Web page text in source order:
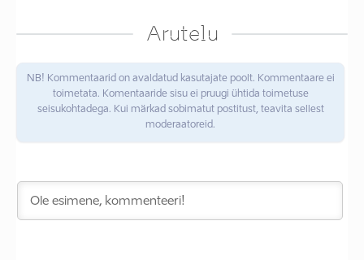
Arutelu
NB! Kommentaarid on avaldatud kasutajate poolt. Kommentaare ei
toimetata. Komentaaride sisu ei pruugi ühtida toimetuse
seisukohtadega. Kui märkad sobimatut postitust, teavita sellest
moderaatoreid.